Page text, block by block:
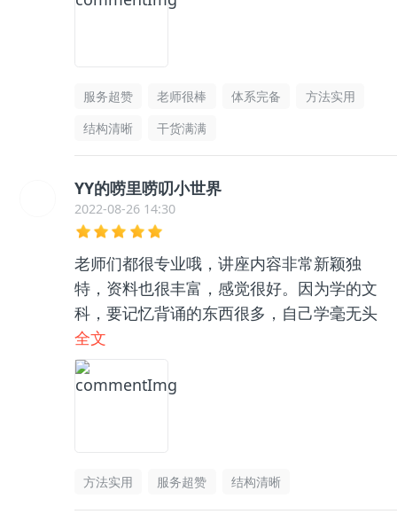
服务超赞 老师很棒 体系完备
方法实用
结构清晰
干货满满
YY的唠里唠叨小世界
2022-08-26 14:30
老师们都很专业哦，讲座内容非常新颖独
特，资料也很丰富，感觉很好。因为学的文
科，要记忆背诵的东西很多，自己学毫无头
绪，和咨询老师聊了之后收获很大，逻辑框
架清晰了很多，总之很推荐👍🏻
全文
方法实用 服务超赞 结构清晰